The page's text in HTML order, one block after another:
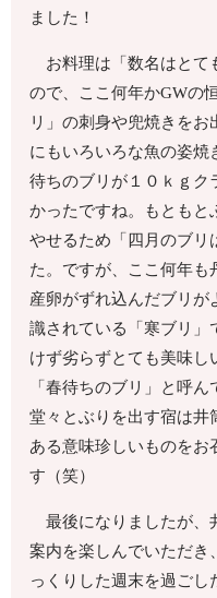
ました！
お料理は「数名はとて
ので、ここ何年かGWの
リ」の刺身や兜焼きを
にもいろいろな魚の姿焼
待ちのブリが１０ｋｇク
かったですね。もともと
やせるため「四月のブリ
た。ですが、ここ何年も
産卵がずれ込んだブリが
識されている「寒ブリ」
けず劣らずとても美味し
「春待ちのブリ」と呼
堂々とぶりを出す宿は井
ある意味珍しいものをお
す（笑）
最後になりましたが、
案内を楽しんでいただき
っくりした週末を過ごし